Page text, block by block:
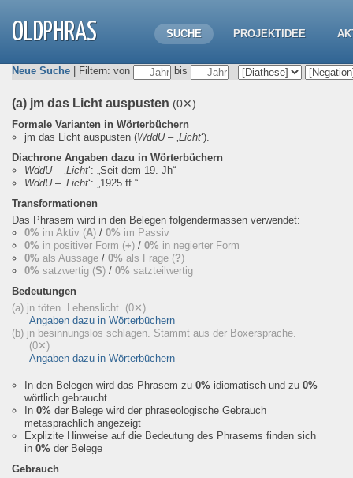
OLDPHRAS SUCHE PROJEKTIDEE
Neue Suche | Filtern: von bis
(a) jm das Licht auspusten (0✕)
Formale Varianten in Wörterbüchern
jm das Licht auspusten (WddU– ‚Licht‘).
Diachrone Angaben dazu in Wörterbüchern
WddU– ‚Licht‘: „Seit dem 19. Jh“
WddU– ‚Licht‘: „1925 ff.“
Transformationen
Das Phrasem wird in den Belegen folgendermassen verwendet:
0% im Aktiv (A) / 0% im Passiv
0% in positiver Form (+) / 0% in negierter Form
0% als Aussage / 0% als Frage (?)
0% satzwertig (S) / 0% satzteilwertig
Bedeutungen
(a) jn töten. Lebenslicht. (0✕)
Angaben dazu in Wörterbüchern
(b) jn besinnungslos schlagen. Stammt aus der Boxersprache.
(0✕)
Angaben dazu in Wörterbüchern
In den Belegen wird das Phrasem zu 0% idiomatisch und zu 0%
wörtlich gebraucht
In 0% der Belege wird der phraseologische Gebrauch
metasprachlich angezeigt
Explizite Hinweise auf die Bedeutung des Phrasems finden sich
in 0% der Belege
Gebrauch